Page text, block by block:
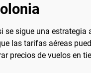
se sigue una
las tarifas aéreas
precios de vuelos en